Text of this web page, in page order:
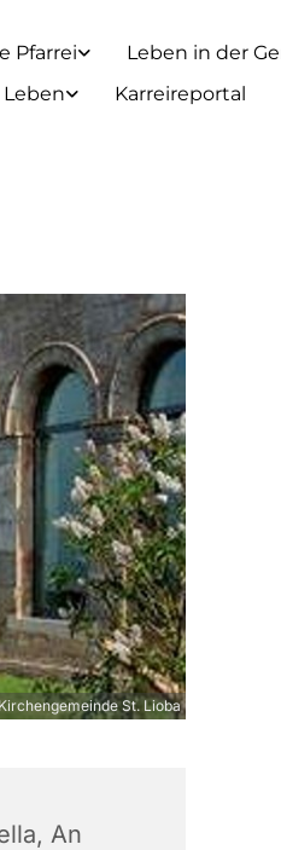
Pfarrei
Leben in der
Karreireportal
St. Lioba
An